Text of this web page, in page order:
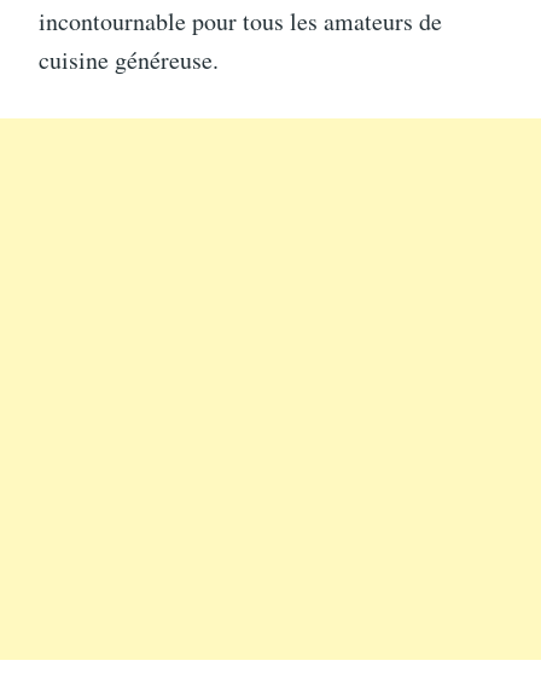
incontournable pour tous les amateurs de
cuisine généreuse.